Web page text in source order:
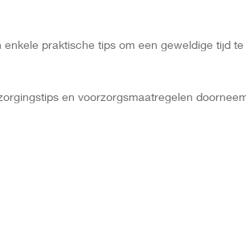
praktische tips om een geweldige tijd
en voorzorgsmaatregelen